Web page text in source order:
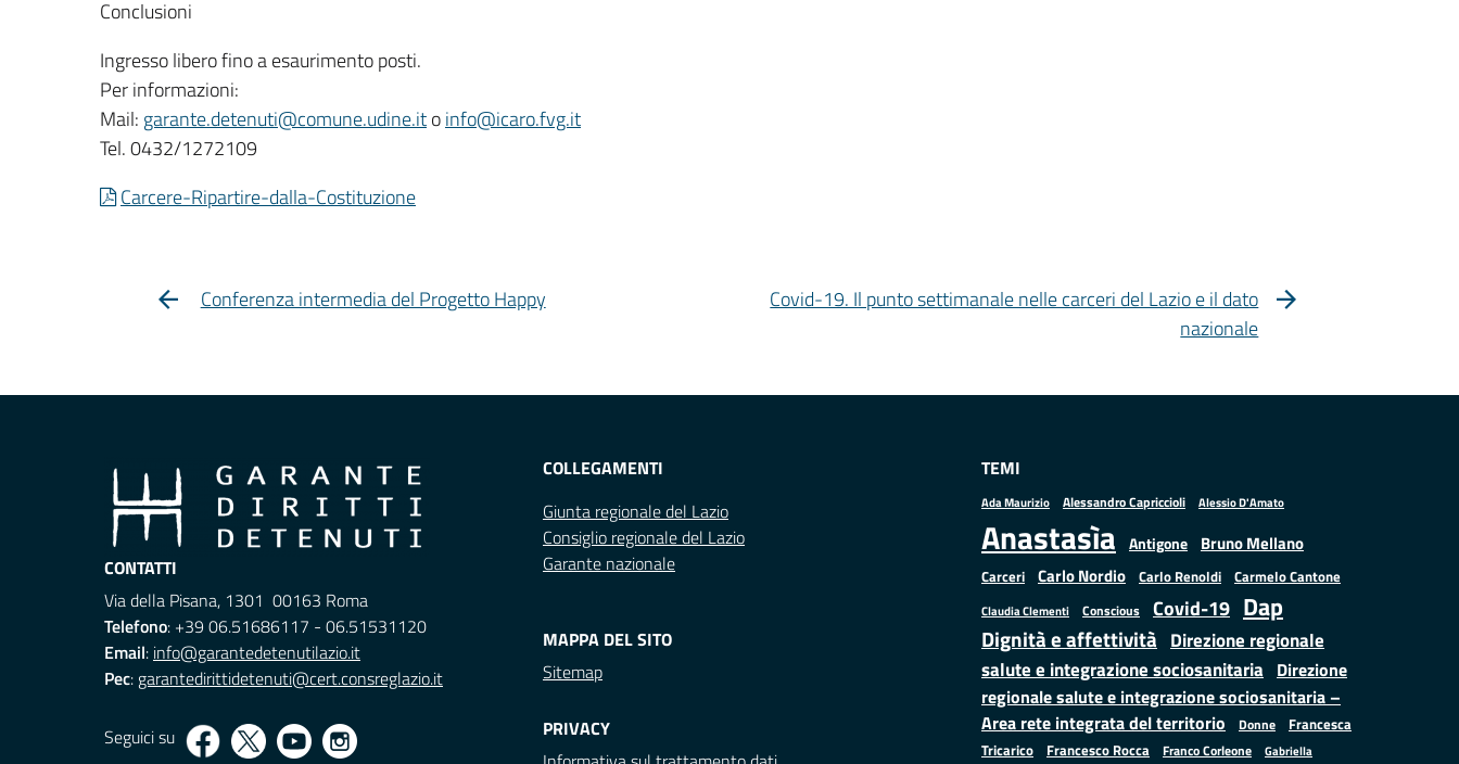
Conclusioni
Ingresso libero fino a esaurimento posti.
Per informazioni:
Mail: garante.detenuti@comune.udine.itoinfo@icaro.fvg.it
Tel. 0432/1272109
Carcere-Ripartire-dalla-Costituzione
Conferenza intermedia del Progetto Happy
Covid-19. Il punto settimanale nelle carceri del Lazio e il dato
nazionale
CONTATTI
Via della Pisana, 1301 00163 Roma
Telefono: +39 06.51686117 - 06.51531120
Email: info@garantedetenutilazio.it
Pec: garantedirittidetenuti@cert.consreglazio.it
Seguici su
COLLEGAMENTI
Giunta regionale del Lazio
Consiglio regionale del Lazio
Garante nazionale
MAPPA DEL SITO
Sitemap
PRIVACY
TEMI
Ada Maurizio Alessandro Capriccioli Alessio D'Amato
Anastasìa Antigone Bruno Mellano
Carceri Carlo Nordio Carlo Renoldi Carmelo Cantone
Claudia Clementi Conscious Covid-19 Dap
Dignità e affettività Direzione regionale
salute e integrazione sociosanitaria Direzione
regionale salute e integrazione sociosanitaria –
Area rete integrata del territorio
Donne
Francesca
Tricarico
Francesco Rocca Franco Corleone Gabriella